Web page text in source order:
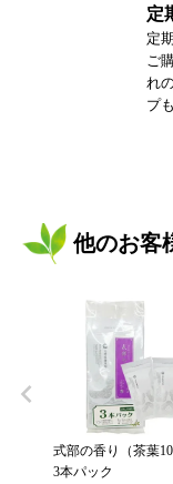
定
定
ご
れ
プ
他のお客
式部の香り（茶葉
3本パック